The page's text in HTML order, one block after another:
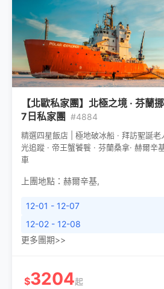
【北歐私家團】北極之境 · 芬蘭
7日私家團 #4884
精選四星飯店 | 極地破冰船 · 拜訪聖誕老
光追蹤 · 帝王蟹饕餮 · 芬蘭桑拿· 赫爾辛
車
上團地點： 赫爾辛基,
12-01 - 12-07
12-02 - 12-08
更多團期>>
$3204起